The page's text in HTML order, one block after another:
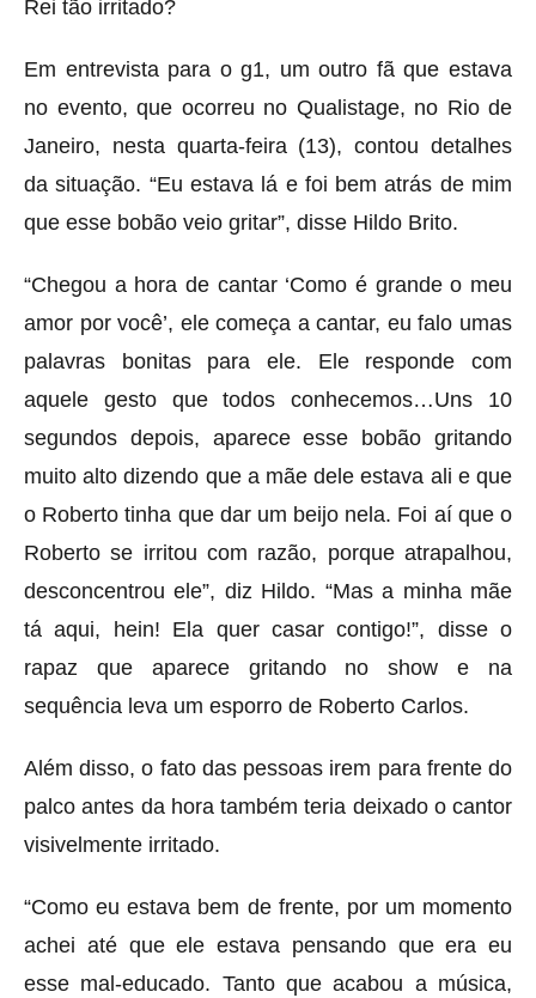
Rei tão irritado?
Em entrevista para o g1, um outro fã que estava
no evento, que ocorreu no Qualistage, no Rio de
Janeiro, nesta quarta-feira (13), contou detalhes
da situação. “Eu estava lá e foi bem atrás de mim
que esse bobão veio gritar”, disse Hildo Brito.
“Chegou a hora de cantar ‘Como é grande o meu
amor por você’, ele começa a cantar, eu falo umas
palavras bonitas para ele. Ele responde com
aquele gesto que todos conhecemos…Uns 10
segundos depois, aparece esse bobão gritando
muito alto dizendo que a mãe dele estava ali e que
o Roberto tinha que dar um beijo nela. Foi aí que o
Roberto se irritou com razão, porque atrapalhou,
desconcentrou ele”, diz Hildo. “Mas a minha mãe
tá aqui, hein! Ela quer casar contigo!”, disse o
rapaz que aparece gritando no show e na
sequência leva um esporro de Roberto Carlos.
Além disso, o fato das pessoas irem para frente do
palco antes da hora também teria deixado o cantor
visivelmente irritado.
“Como eu estava bem de frente, por um momento
achei até que ele estava pensando que era eu
esse mal-educado. Tanto que acabou a música,